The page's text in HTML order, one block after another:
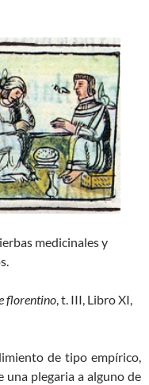
medicinales y
florentino, t. III, Libro XI,
de tipo empírico,
una plegaria a alguno de